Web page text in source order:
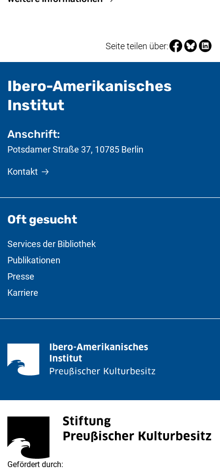
Seite teilen über:Seite über
Seite
Ibero-Amerikanisches
Institut- nützliche
Anschrift:
Potsdamer Straße 37, 10785 Berlin
Kontakt
Oft gesucht
Services der Bibliothek
Publikationen
Presse
Karriere
Stiftung Preußischer Kulturbesitz
(externer Link, öffnet neues Fenster)
Gefördert durch: